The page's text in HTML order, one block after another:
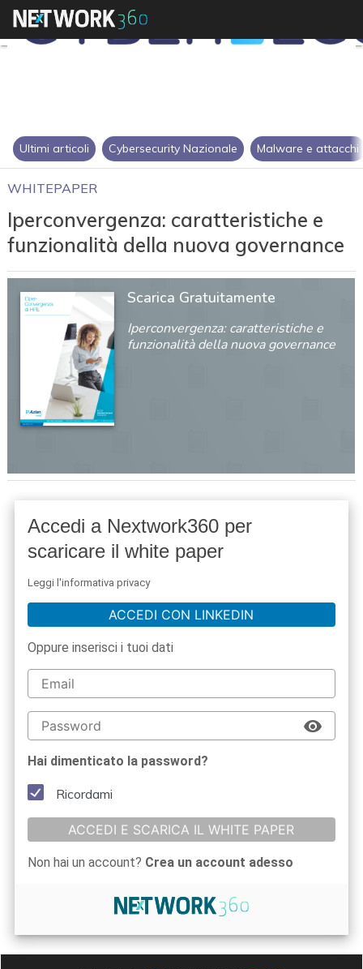
Ultimi articoli Cybersecurity Nazionale Malware e attacchi
WHITEPAPER
Iperconvergenza: caratteristiche e
funzionalità della nuova governance
Scarica Gratuitamente
Iperconvergenza: caratteristiche e
funzionalità della nuova governance
Accedi a Nextwork360 per
scaricare il white paper
Leggi l'informativa privacy
ACCEDI CON LINKEDIN
Oppure inserisci i tuoi dati
Hai dimenticato la password?
Ricordami
ACCEDI E SCARICA IL WHITE PAPER
Non hai un account? Crea un account adesso